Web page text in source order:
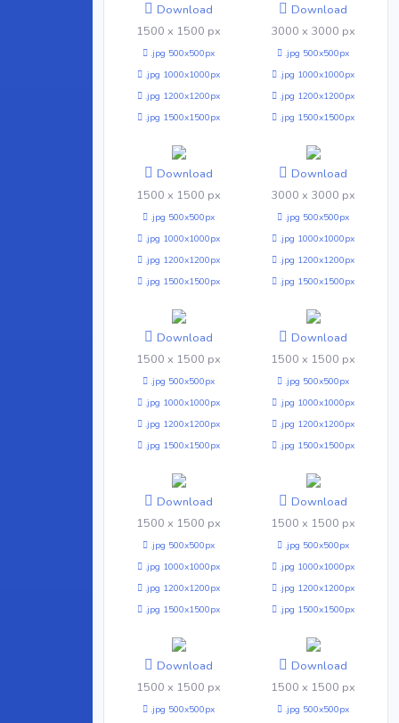
Download
1500 x 1500 px
.jpg 500x500px
.jpg 1000x1000px
.jpg 1200x1200px
.jpg 1500x1500px
Download
3000 x 3000 px
.jpg 500x500px
.jpg 1000x1000px
.jpg 1200x1200px
.jpg 1500x1500px
Download
1500 x 1500 px
.jpg 500x500px
.jpg 1000x1000px
.jpg 1200x1200px
.jpg 1500x1500px
Download
3000 x 3000 px
.jpg 500x500px
.jpg 1000x1000px
.jpg 1200x1200px
.jpg 1500x1500px
Download
1500 x 1500 px
.jpg 500x500px
.jpg 1000x1000px
.jpg 1200x1200px
.jpg 1500x1500px
Download
1500 x 1500 px
.jpg 500x500px
.jpg 1000x1000px
.jpg 1200x1200px
.jpg 1500x1500px
Download
1500 x 1500 px
.jpg 500x500px
.jpg 1000x1000px
.jpg 1200x1200px
.jpg 1500x1500px
Download
1500 x 1500 px
.jpg 500x500px
.jpg 1000x1000px
.jpg 1200x1200px
.jpg 1500x1500px
Download
1500 x 1500 px
.jpg 500x500px
Download
1500 x 1500 px
.jpg 500x500px